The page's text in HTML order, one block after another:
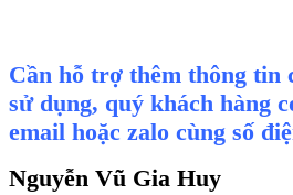
Cần hỗ trợ thêm thông tin
sử dụng, quý khách hàng
email hoặc zalo cùng số
Nguyễn Vũ Gia Huy